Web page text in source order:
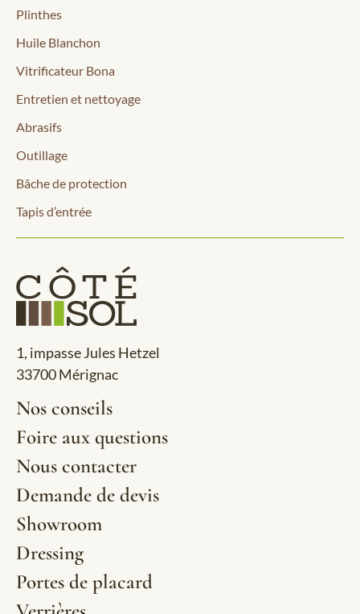
Plinthes
Huile Blanchon
Vitrificateur Bona
Entretien et nettoyage
Abrasifs
Outillage
Bâche de protection
Tapis d’entrée
1, impasse Jules Hetzel
33700 Mérignac
Nos conseils
Foire aux questions
Nous contacter
Demande de devis
Showroom
Dressing
Portes de placard